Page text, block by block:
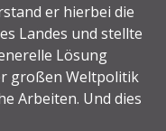
er hierbei die
Landes und stellte
Lösung
großen Weltpolitik
Arbeiten. Und dies